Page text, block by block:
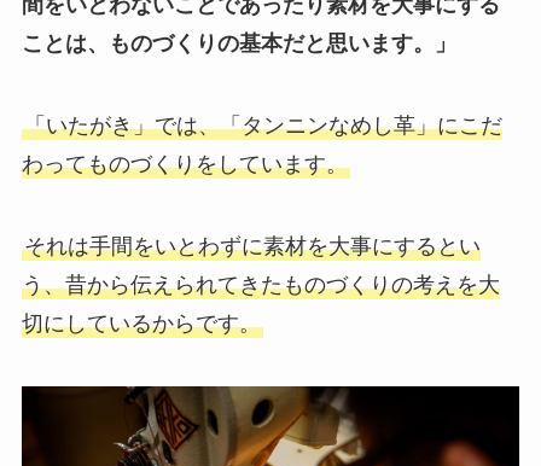
間をいとわないことであったり素材を大事にする
ことは、ものづくりの基本だと思います。」
「いたがき」では、「タンニンなめし革」にこだ
わってものづくりをしています。
それは手間をいとわずに素材を大事にするとい
う、昔から伝えられてきたものづくりの考えを大
切にしているからです。